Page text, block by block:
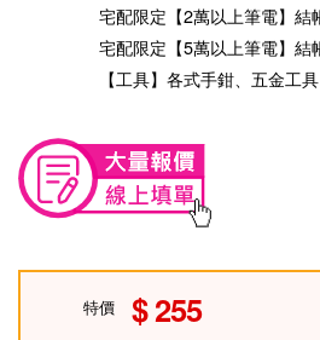
宅配限定【2萬以上筆電】
宅配限定【5萬以上筆電】
【工具】各式手鉗、五金工
特價 255